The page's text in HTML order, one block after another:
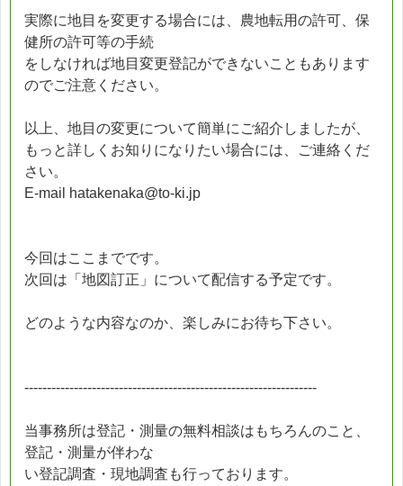
実際に地目を変更する場合には、農地転用の許可、保
健所の許可等の手続
をしなければ地目変更登記ができないこともあります
のでご注意ください。
以上、地目の変更について簡単にご紹介しましたが、
もっと詳しくお知りになりたい場合には、ご連絡くだ
さい。
E-mail hatakenaka@to-ki.jp
今回はここまでです。
次回は「地図訂正」について配信する予定です。
どのような内容なのか、楽しみにお待ち下さい。
-----------------------------------------------------------------
当事務所は登記・測量の無料相談はもちろんのこと、
登記・測量が伴わな
い登記調査・現地調査も行っております。